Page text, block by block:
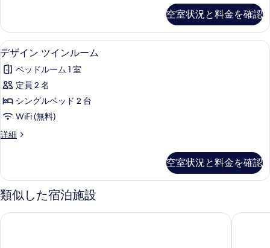
を
表
示
す
る
て
の
写
真
を
表
示
す
禁
煙
の
細
空室状況と料金を確認
デ
ザ
イ
ン
ツ
ン
ー
ム
の
す
デザイン ツインルーム | セーフティ
3
デザイン ツインルーム
ベッドルーム 1 室
定員 2 名
シングルベッド 2 台
WiFi (無料)
詳細
デ
ツ
イ
ン
ー
空室状況と料金を確認
類似した宿泊施設
霧島国際ホテル ホテル